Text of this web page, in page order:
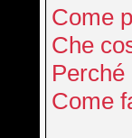
Come
Che
Come